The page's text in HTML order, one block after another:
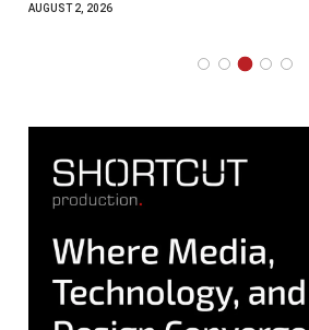
AUGUST 2, 2026